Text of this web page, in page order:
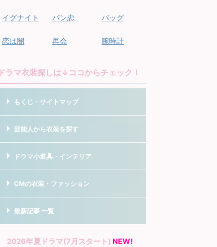
イグナイト
恋は闇
パン恋
再会
バッグ
腕時計
ドラマ衣装探しは↓ココからチェック！
もくじ・サイトマップ
芸能人から衣装を探す
ドラマ小道具・インテリア
CMの衣装・ファッション
最新記事 一覧
2026年夏ドラマ(7月スタート) NEW!